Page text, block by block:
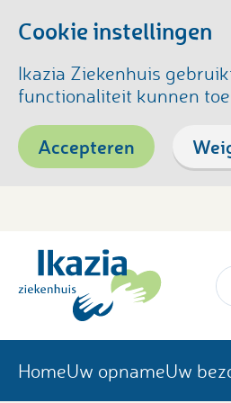
Cookie instellingen
Ikazia Ziekenhuis
functionaliteit kunnen
Accepteren
HomeUw opnameUw